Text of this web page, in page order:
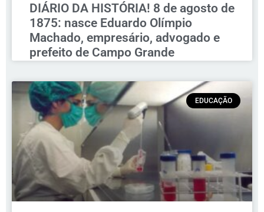
DIÁRIO DA HISTÓRIA! 8 de agosto de
1875: nasce Eduardo Olímpio
Machado, empresário, advogado e
prefeito de Campo Grande
EDUCAÇÃO